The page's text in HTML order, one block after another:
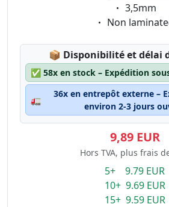
Eigenschaft:
3,5mm
Eigenschaft:
Non
📦 Lagerstatus:
Disponibilité et délai
✅ 58x en stock – Expédition
🚛
36x en entrepôt externe –
environ 2-3 jours
9,89 EUR
Hors TVA, plus frais
5+ 9.79 EUR
10+ 9.69 EUR
15+ 9.59 EUR